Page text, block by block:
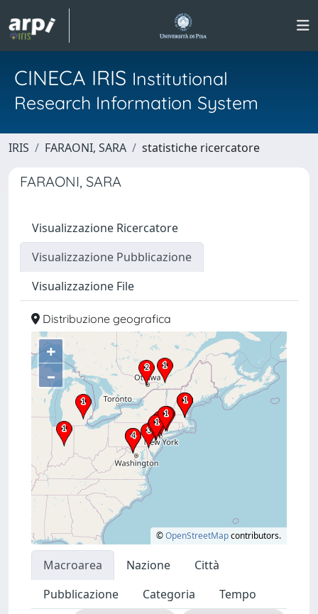
CINECA IRIS Institutional
Research Information System
IRIS FARAONI, SARA statistiche ricercatore
FARAONI, SARA
Visualizzazione Ricercatore
Visualizzazione Pubblicazione
Visualizzazione File
Distribuzione geografica
+
–
©OpenStreetMapcontributors.
Macroarea Nazione
Città
Pubblicazione
Categoria
Tempo